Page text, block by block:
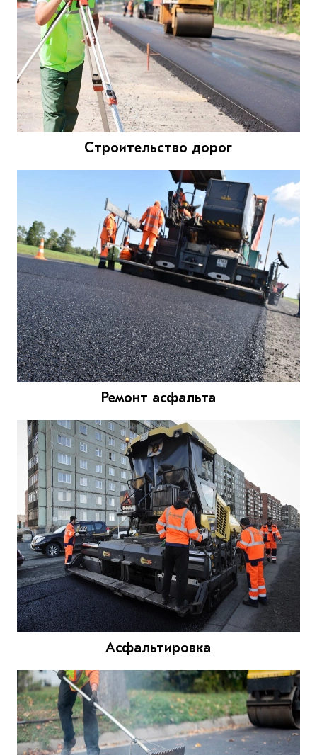
Строительство дорог
Ремонт асфальта
Асфальтировка